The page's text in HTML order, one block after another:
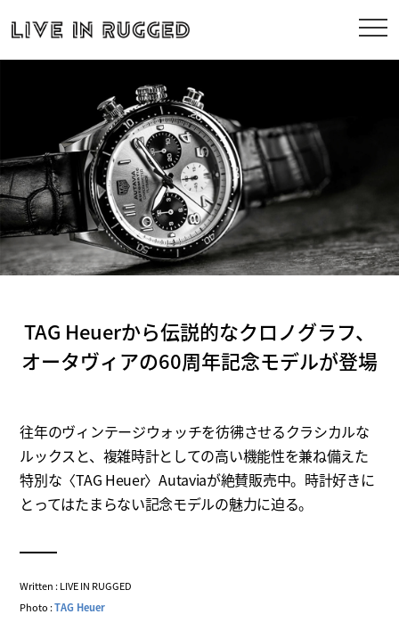
TAG Heuerから伝説的なクロノグラフ、
オータヴィアの60周年記念モデルが登場
往年のヴィンテージウォッチを彷彿させるクラシカルな
ルックスと、複雑時計としての高い機能性を兼ね備えた
特別な〈TAG Heuer〉Autaviaが絶賛販売中。時計好きに
とってはたまらない記念モデルの魅力に迫る。
Written : LIVE IN RUGGED
Photo :TAG Heuer